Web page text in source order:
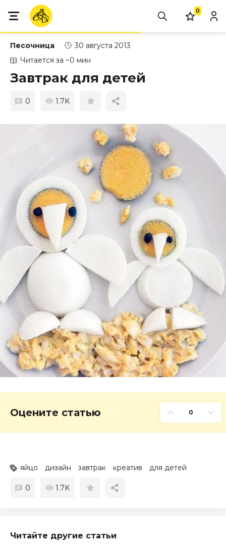
0
Песочница
30 августа 2013
Читается за ~0 мин
Завтрак для детей
0 1.7K
Оцените статью 0
яйцо дизайн завтрак креатив для детей
0 1.7K
Читайте другие статьи